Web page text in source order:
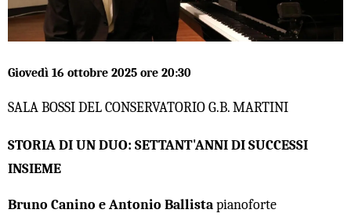
Giovedì 16 ottobre 2025 ore 20:30
SALA BOSSI DEL CONSERVATORIO G.B. MARTINI
STORIA DI UN DUO: SETTANT'ANNI DI SUCCESSI
INSIEME
Bruno Canino e Antonio Ballistapianoforte